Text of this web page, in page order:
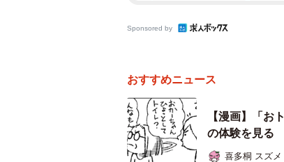
Sponsored by
おすすめニュース
【漫画】「お
の体験を見る
喜多桐 スズメ